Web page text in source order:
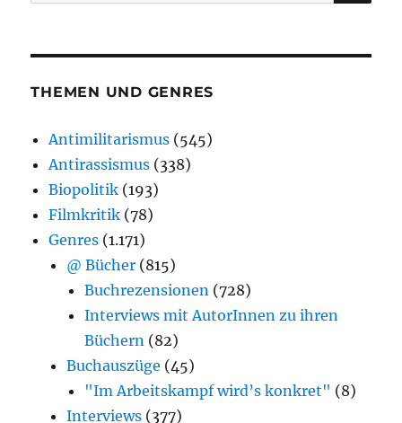
THEMEN UND GENRES
Antimilitarismus (545)
Antirassismus (338)
Biopolitik (193)
Filmkritik (78)
Genres (1.171)
@ Bücher (815)
Buchrezensionen (728)
Interviews mit AutorInnen zu ihren
Büchern (82)
Buchauszüge (45)
"Im Arbeitskampf wird’s konkret" (8)
Interviews (377)